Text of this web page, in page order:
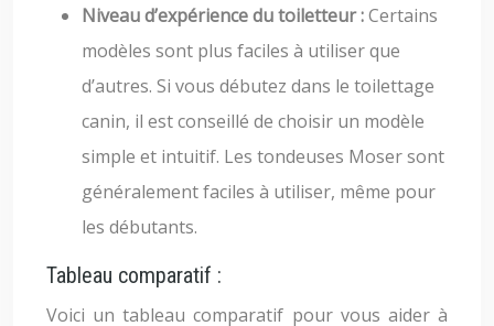
Niveau d’expérience du toiletteur :Certains
modèles sont plus faciles à utiliser que
d’autres. Si vous débutez dans le toilettage
canin, il est conseillé de choisir un modèle
simple et intuitif. Les tondeuses Moser sont
généralement faciles à utiliser, même pour
les débutants.
Tableau comparatif :
Voici un tableau comparatif pour vous aider à